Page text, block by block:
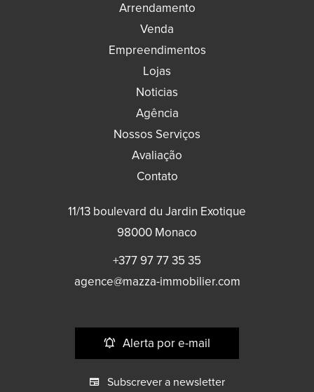
Arrendamento
Venda
Empreendimentos
Lojas
Noticias
Agência
Nossos Serviços
Avaliação
Contato
11/13 boulevard du Jardin Exotique
98000 Monaco
+377 97 77 35 35
agence@mazza-immobilier.com
Alerta por e-mail
Subscrever a newsletter